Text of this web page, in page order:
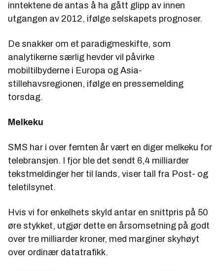
inntektene de antas å ha gått glipp av innen
utgangen av 2012, ifølge selskapets prognoser.
De snakker om et paradigmeskifte, som
analytikerne særlig hevder vil påvirke
mobiltilbyderne i Europa og Asia-
stillehavsregionen, ifølge en pressemelding
torsdag.
Melkeku
SMS har i over femten år vært en diger melkeku for
telebransjen. I fjor ble det sendt 6,4 milliarder
tekstmeldinger her til lands, viser tall fra Post- og
teletilsynet.
Hvis vi for enkelhets skyld antar en snittpris på 50
øre stykket, utgjør dette en årsomsetning på godt
over tre milliarder kroner, med marginer skyhøyt
over ordinær datatrafikk.